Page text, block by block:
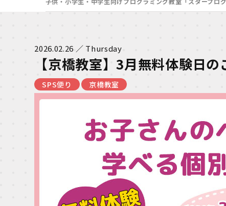
2026.02.26 ／ Thursday
【京橋教室】3月無料体験日の
SPS便り 京橋教室